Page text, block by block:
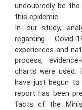
undoubtedly be
this epidemic.
In our study,
regarding
experiences and
process,
charts were used.
have just begun
report has been
facts of the